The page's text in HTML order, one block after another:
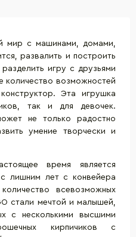
мир с машинами, домами,
развалить и построить
игру с друзьями
количество возможностей
Эта игрушка
так и для девочек.
не только радостно
умение творчески и
время является
лишним лет с конвейера
всевозможных
стали мечтой и малышей,
с несколькими высшими
кирпичиков с